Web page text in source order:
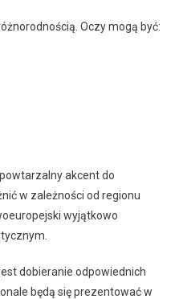
Oczy mogą być:
akcent do
w zależności od regionu
wyjątkowo
dobieranie odpowiednich
będą się prezentować w